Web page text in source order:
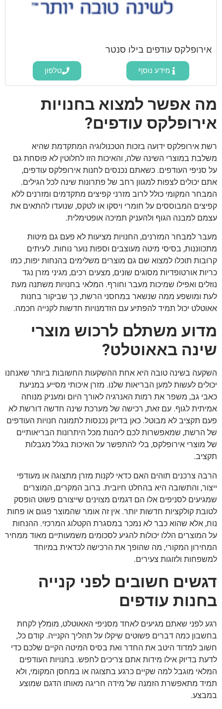
אירופלקס עודפים בילו סנטר
מידע נוסף טלפון
מה אפשר למצוא בחנויות
אירופלקס עודפים?
רשת אירופלקס ידועה בזכות הטכנולוגיה המתקדמת שהיא
משלבת במוצרי השינה שלה, והאיכות הזו לחלוטין לא פוסחת גם
על סניפי העודפים. כשאתם נכנסים לחנות אירופלקס עודפים,
אתם יכולים לצפות למגוון רחב של פתרונות שינה לכל הגילים.
המבחר המקומי כולל לרוב מזרני קפיצים מתקדמים ומזרנים ללא
קפיצים המבוססים על חומרי ויסקו או לטקס, שנועדו להתאים את
עצמם למבנה הגוף ולהעניק תמיכה אופטימלית.
מעבר למבחר המזרנים, החנויות מציעות לא פעם גם מיטות
מתכווננות, בסיסי מיטה מעוצבים וספות נוער נוחות. לעיתים
קרובות תוכלו למצוא שם גם מוצרים משלימים בהנחות יפות, כמו
כריות אורטופדיות מסוגים שונים, מצעים רכים, מגיני מזרן נגד
נוזלים ואפילו שמיכות מעבר וחורף. המלאי בחנויות משתנה מעת
לעת ומושפע ממה שנשאר במחסני הרשת, כך שביקור בחנות
אאוטלט יכול תמיד להפתיע עם הזדמנויות חדשות לקנייה חכמה.
מדוע משתלם לרכוש מוצרי
שינה באאוטלט?
השקעה בשינה טובה היא אחת ההשקעות החשובות ביותר שאנחנו
יכולים לעשות למען הבריאות שלנו. מזרן איכותי מסייע במניעת
כאבי גב, משפר את רמות האנרגיה לאורך היום ומעניק מנוחה
אמיתית לגוף. עם זאת, רכישה של מערכת שינה חדשה דורשת לא
פעם תקציב לא מבוטל. כאן בדיוק נכנסות לתמונה חנויות העודפים
של הרשת, שמאפשרות לכם ליהנות מכל היתרונות הבריאותיים
של מוצרי אירופלקס, בלי להתפשר על האיכות בגלל מגבלות
תקציב.
הרבה צרכנים תוהים האם כדאי לקנות מזרן מתצוגה או מעודפי
ייצור, והתשובה היא בהחלט חיובית. ברוב המקרים, המוצרים
שמגיעים לסניפים אלו הם דגמים מצוינים שייצורם פשוט הופסק
לטובת קולקציות חדשות יותר. אין זה אומר שהמוצר פגום או פחות
נוח, אלא שהוא כבר לא נמכר במסגרת הקטלוג המרכזי. ההנחות
על המוצרים הללו יכולות להגיע לסכומים משמעותיים מאוד ממחיר
המחירון המקורי, מה שהופך את הרכישה לכדאית במיוחד
למשפחות ולזוגות צעירים.
דגשים חשובים לפני קנייה
בחנות עודפים
רגע לפני שאתם מגיעים לאחד מסניפי האאוטלט, מומלץ לקחת
בחשבון כמה דברים פשוטים שיקלו על תהליך הקנייה. קודם כל,
חשוב למדוד היטב את החדר ואת בסיס המיטה הקיים שלכם כדי
לדעת בדיוק אילו מידות אתם צריכים לחפש. בחנויות העודפים
המלאי מוגבל למה שקיים כרגע בתצוגה או במחסן המקומי, ולא
תמיד מתאפשרת הזמנה של מידה חריגה מאותו הדגם שמוצע
במבצע.